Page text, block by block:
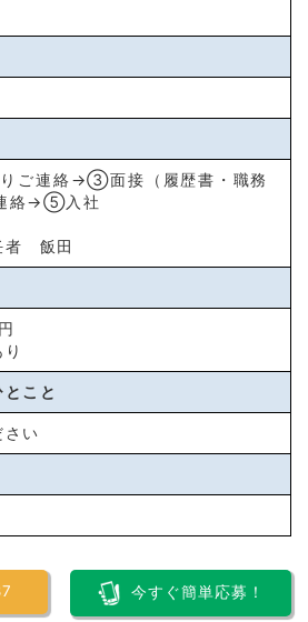
連絡→③面接（履歴書・職務
絡→⑤入社
者 飯田
こと
さい
今すぐ簡単応募！